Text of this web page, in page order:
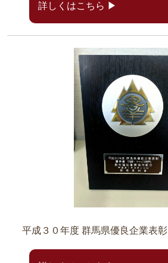
詳しくはこちら ▶
平成３０年度 群馬県優良企業表彰